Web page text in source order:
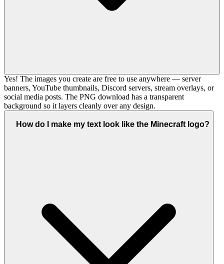
Yes! The images you create are free to use anywhere — server
banners, YouTube thumbnails, Discord servers, stream overlays, or
social media posts. The PNG download has a transparent
background so it layers cleanly over any design.
How do I make my text look like the Minecraft logo?